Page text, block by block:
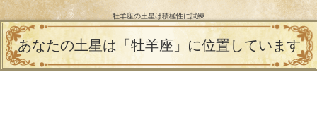
牡羊座の土星は積極性に試練
あなたの土星は「牡羊座」に位置しています